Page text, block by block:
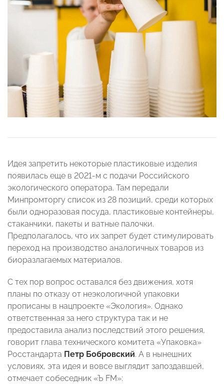
Идея запретить некоторые пластиковые изделия
появилась еще в 2021-м с подачи Российского
экологического оператора. Там передали
Минпромторгу список из 28 позиций, среди которых
были одноразовая посуда, пластиковые контейнеры,
стаканчики, пакеты и ватные палочки.
Предполагалось, что их запрет будет стимулировать
переход на производство аналогичных товаров из
биоразлагаемых материалов.
С тех пор вопрос оставался без движения, хотя
планы по отказу от неэкологичной упаковки
прописаны в нацпроекте «Экология». Однако
ответственная за него структура так и не
предоставила анализ последствий этого решения,
говорит глава технического комитета «Упаковка»
Росстандарта Петр Бобровский. А в нынешних
условиях, эта идея и вовсе выглядит запоздавшей,
отмечает собеседник «Ъ FM»: